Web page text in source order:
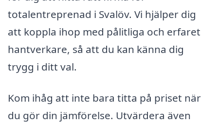
totalentreprenad i Svalöv. Vi hjälper dig
att koppla ihop med pålitliga och erfaret
hantverkare, så att du kan känna dig
trygg i ditt val.
Kom ihåg att inte bara titta på priset när
du gör din jämförelse. Utvärdera även